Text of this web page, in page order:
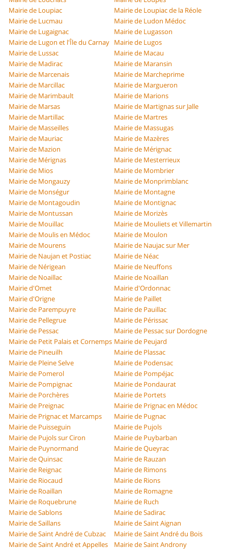
Mairie de Loupiac
Mairie de Loupiac de la Réole
Mairie de Lucmau
Mairie de Ludon Médoc
Mairie de Lugaignac
Mairie de Lugasson
Mairie de Lugon et l'Île du Carnay Mairie de Lugos
Mairie de Lussac
Mairie de Macau
Mairie de Madirac
Mairie de Maransin
Mairie de Marcenais
Mairie de Marcheprime
Mairie de Marcillac
Mairie de Margueron
Mairie de Marimbault
Mairie de Marions
Mairie de Marsas
Mairie de Martignas sur Jalle
Mairie de Martillac
Mairie de Martres
Mairie de Masseilles
Mairie de Massugas
Mairie de Mauriac
Mairie de Mazères
Mairie de Mazion
Mairie de Mérignac
Mairie de Mérignas
Mairie de Mesterrieux
Mairie de Mios
Mairie de Mombrier
Mairie de Mongauzy
Mairie de Monprimblanc
Mairie de Monségur
Mairie de Montagne
Mairie de Montagoudin
Mairie de Montignac
Mairie de Montussan
Mairie de Morizès
Mairie de Mouillac
Mairie de Mouliets et Villemartin
Mairie de Moulis en Médoc
Mairie de Moulon
Mairie de Mourens
Mairie de Naujac sur Mer
Mairie de Naujan et Postiac
Mairie de Néac
Mairie de Nérigean
Mairie de Neuffons
Mairie de Noaillac
Mairie de Noaillan
Mairie d'Omet
Mairie d'Ordonnac
Mairie d'Origne
Mairie de Paillet
Mairie de Parempuyre
Mairie de Pauillac
Mairie de Pellegrue
Mairie de Périssac
Mairie de Pessac
Mairie de Pessac sur Dordogne
Mairie de Petit Palais et Cornemps Mairie de Peujard
Mairie de Pineuilh
Mairie de Plassac
Mairie de Pleine Selve
Mairie de Podensac
Mairie de Pomerol
Mairie de Pompéjac
Mairie de Pompignac
Mairie de Pondaurat
Mairie de Porchères
Mairie de Portets
Mairie de Preignac
Mairie de Prignac en Médoc
Mairie de Prignac et Marcamps
Mairie de Pugnac
Mairie de Puisseguin
Mairie de Pujols
Mairie de Pujols sur Ciron
Mairie de Puybarban
Mairie de Puynormand
Mairie de Queyrac
Mairie de Quinsac
Mairie de Rauzan
Mairie de Reignac
Mairie de Rimons
Mairie de Riocaud
Mairie de Rions
Mairie de Roaillan
Mairie de Romagne
Mairie de Roquebrune
Mairie de Ruch
Mairie de Sablons
Mairie de Sadirac
Mairie de Saillans
Mairie de Saint Aignan
Mairie de Saint André de Cubzac
Mairie de Saint André du Bois
Mairie de Saint André et Appelles
Mairie de Saint Androny